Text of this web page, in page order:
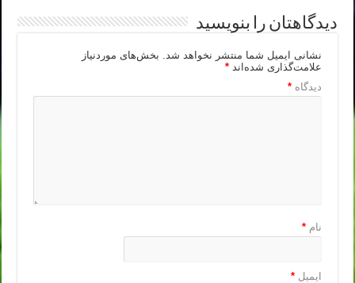
دیدگاهتان را بنویسید
نشانی ایمیل شما منتشر نخواهد شد.
بخش‌های موردنیاز
علامت‌گذاری شده‌اند*
دیدگاه*
نام*
ایمیل*